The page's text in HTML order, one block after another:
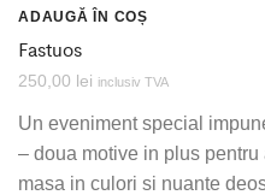
ADAUGĂ ÎN COȘ
Fastuos
250,00 lei inclusiv TVA
Un eveniment special
– doua motive in plus
masa in culori si nuante